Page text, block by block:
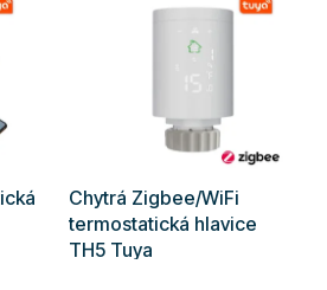
Chytrá Zigbee/WiFi
termostatická hlavice
TH5 Tuya